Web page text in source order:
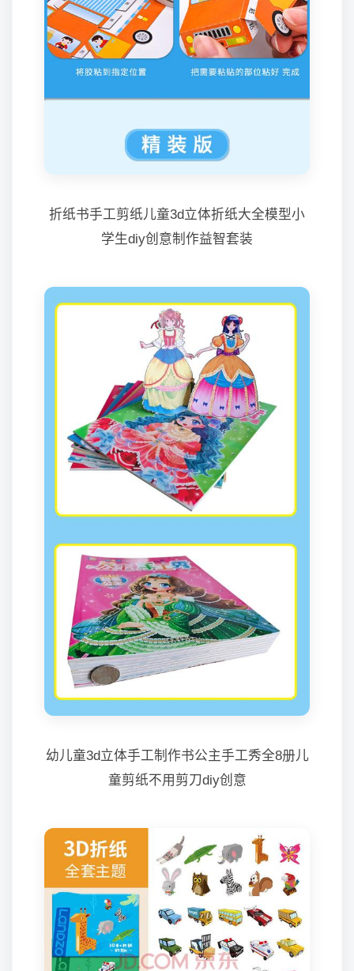
折纸书手工剪纸儿童3d立体折纸大全模型小
学生diy创意制作益智套装
幼儿童3d立体手工制作书公主手工秀全8册儿
童剪纸不用剪刀diy创意